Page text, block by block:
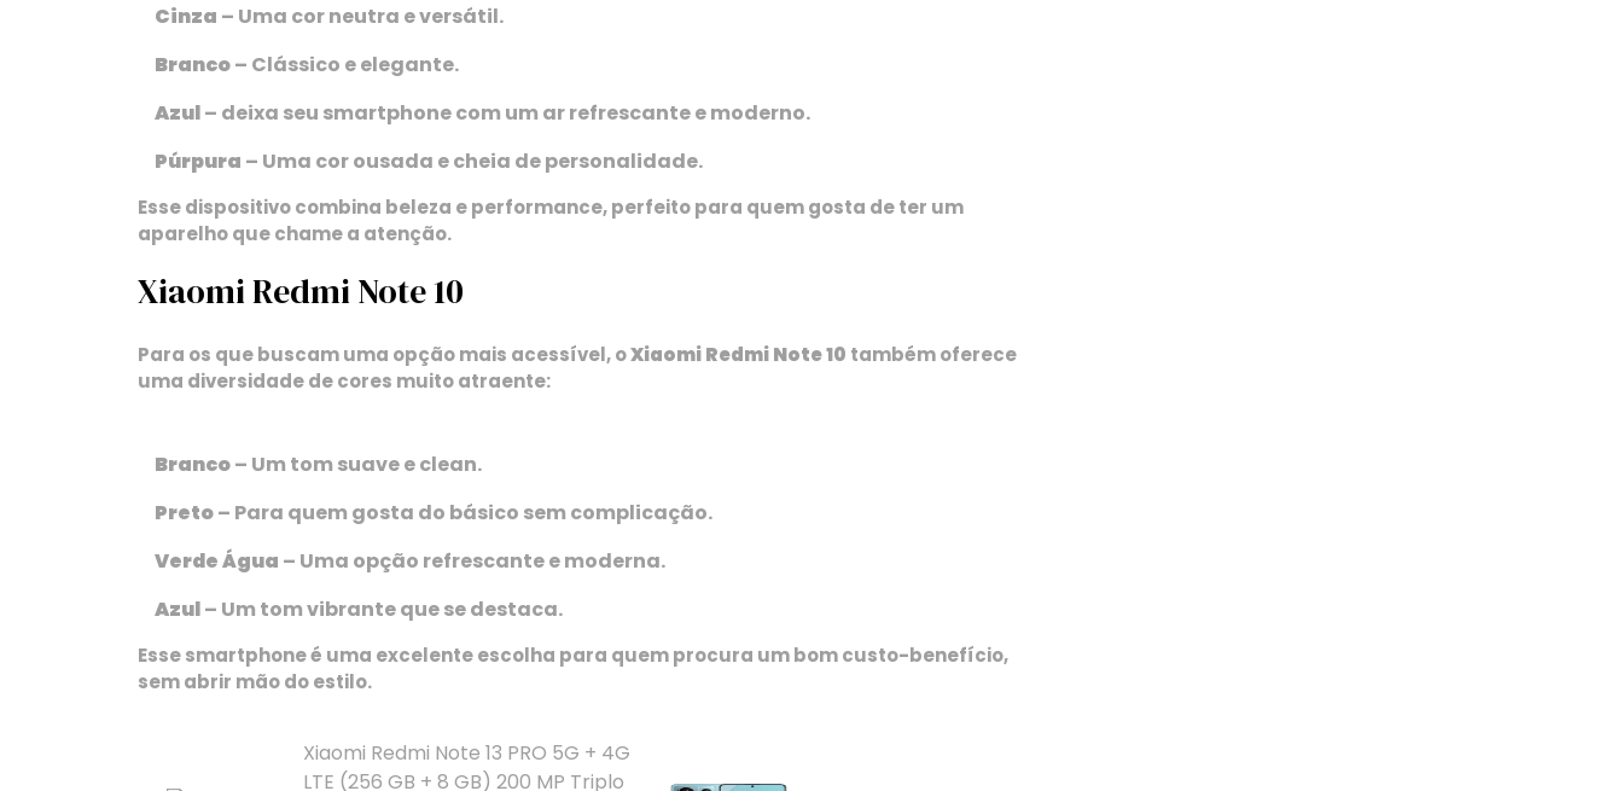
Cinza – Uma cor neutra e versátil.
Branco– Clássico e elegante.
Azul– deixa seu smartphone com um ar refrescante e moderno.
Púrpura – Uma cor ousada e cheia de personalidade.
Esse dispositivo combina beleza e performance, perfeito para quem gosta de ter um
aparelho que chame a atenção.
Xiaomi Redmi Note 10
Para os que buscam uma opção mais acessível, oXiaomi Redmi Note 10 também oferece
uma diversidade de cores muito atraente:
Branco– Um tom suave e clean.
Preto– Para quem gosta do básico sem complicação.
Verde Água – Uma opção refrescante e moderna.
Azul– Um tom vibrante que se destaca.
Esse smartphone é uma excelente escolha para quem procura um bom custo-benefício,
sem abrir mão do estilo.
Xiaomi Redmi Note 13 PRO 5G + 4G
LTE (256 GB + 8 GB) 200 MP Triplo